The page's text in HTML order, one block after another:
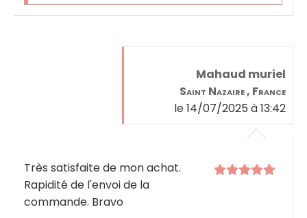
Mahaud muriel
Saint Nazaire , France
le 14/07/2025 à 13:42
Très satisfaite de mon achat.
Rapidité de l'envoi de la
commande. Bravo